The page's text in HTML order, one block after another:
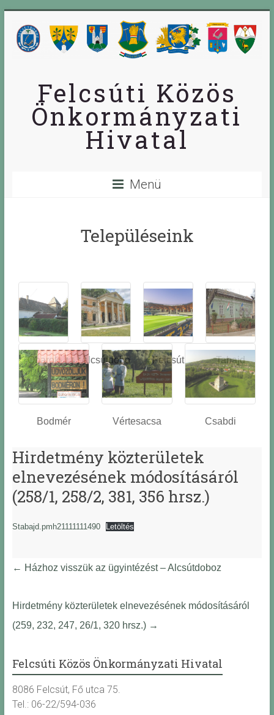
Felcsúti Közös
Önkormányzati
Hivatal
Menü
Településeink
Óbarok
Alcsútdobo
z
Felcsút Tabajd
Bodmér Vértesacsa Csabdi
Hirdetmény közterületek
elnevezésének módosításáról
(258/1, 258/2, 381, 356 hrsz.)
Stabajd.pmh21111111490 Letöltés
← Házhoz visszük az ügyintézést – Alcsútdoboz
Hirdetmény közterületek elnevezésének módosításáról
(259, 232, 247, 26/1, 320 hrsz.) →
Felcsúti Közös Önkormányzati Hivatal
8086 Felcsút, Fő utca 75.
Tel.: 06-22/594-036